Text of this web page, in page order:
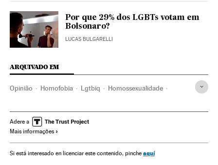
Por que 29% dos LGBTs votam em
Bolsonaro?
LUCAS BULGARELLI
ARQUIVADO EM
Opinião Homofobia Lgtbiq Homossexualidade
Sexualidade Preconceitos
Adere a
Mais informações
Si está interesado en licenciar este contenido, pinche aquí